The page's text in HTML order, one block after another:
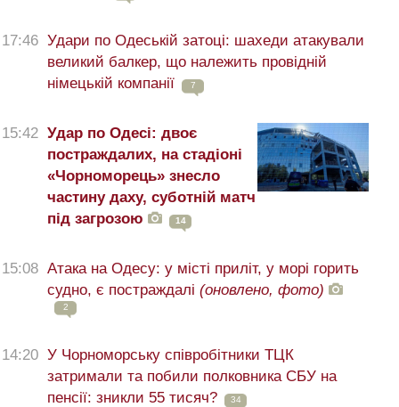
17:46 Удари по Одеській затоці: шахеди атакували
великий балкер, що належить провідній
німецькій компанії
7
15:42 Удар по Одесі: двоє
постраждалих, на стадіоні
«Чорноморець» знесло
частину даху, суботній матч
під загрозою
14
15:08 Атака на Одесу: у місті приліт, у морі горить
судно, є постраждалі (оновлено, фото)
2
14:20 У Чорноморську співробітники ТЦК
затримали та побили полковника СБУ на
пенсії: зникли 55 тисяч?
34